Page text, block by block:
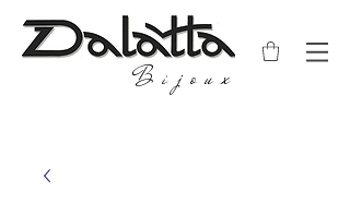
Bijoux